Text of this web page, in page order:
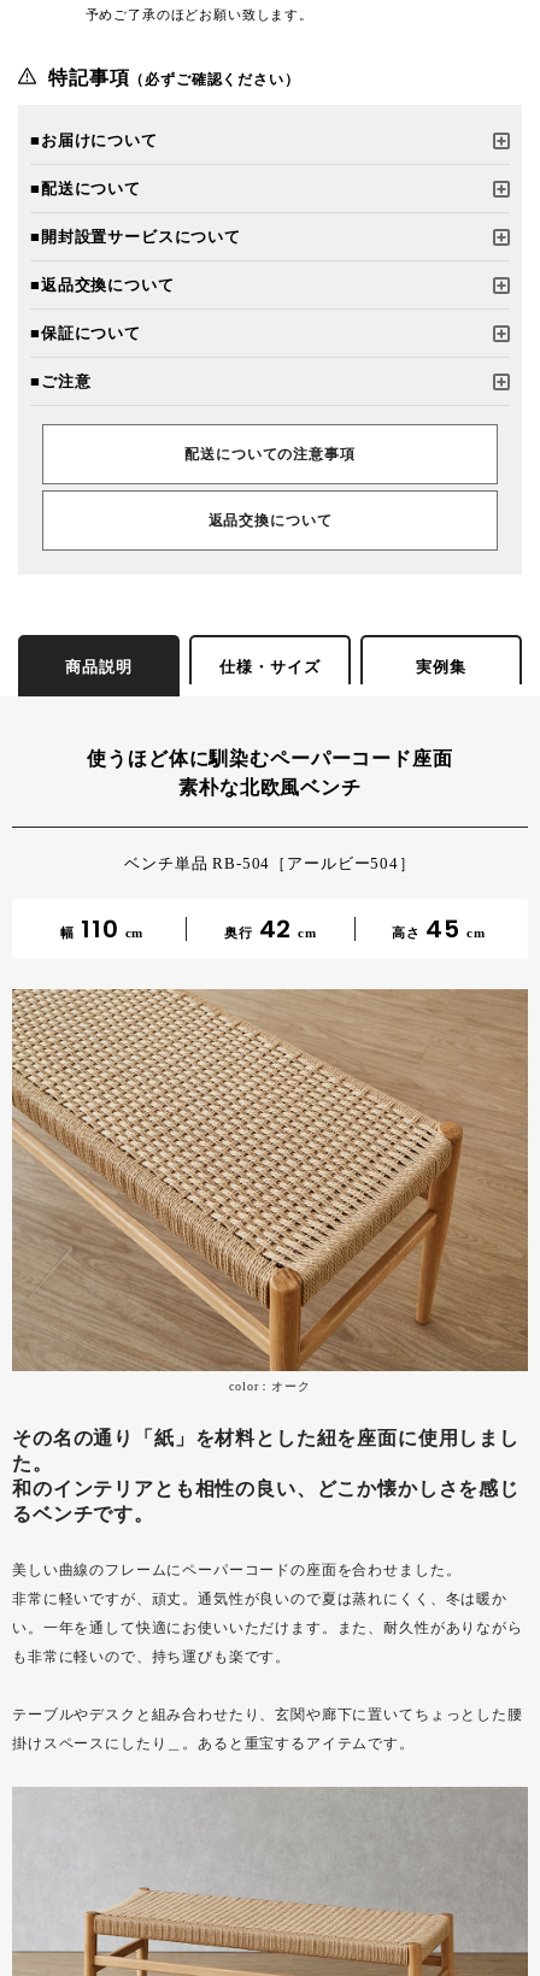
予めご了承のほどお願い致します。
特記事項 （必ずご確認ください）
■お届けについて
■配送について
■開封設置サービスについて
■返品交換について
■保証について
■ご注意
配送についての注意事項
返品交換について
商品説明 仕様・サイズ 実例集
使うほど体に馴染むペーパーコード座面
素朴な北欧風ベンチ
ベンチ単品 RB-504［アールビー504］
幅 110 cm 奥行 42 cm 高さ 45 cm
color：オーク
その名の通り「紙」を材料とした紐を座面に使用しまし
た。
和のインテリアとも相性の良い、どこか懐かしさを感じ
るベンチです。
美しい曲線のフレームにペーパーコードの座面を合わせました。
非常に軽いですが、頑丈。通気性が良いので夏は蒸れにくく、冬は暖か
い。一年を通して快適にお使いいただけます。また、耐久性がありながら
も非常に軽いので、持ち運びも楽です。
テーブルやデスクと組み合わせたり、玄関や廊下に置いてちょっとした腰
掛けスペースにしたり＿。あると重宝するアイテムです。